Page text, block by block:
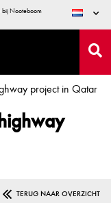
bij Nooteboom
project in Qatar
TERUG NAAR OVERZICHT